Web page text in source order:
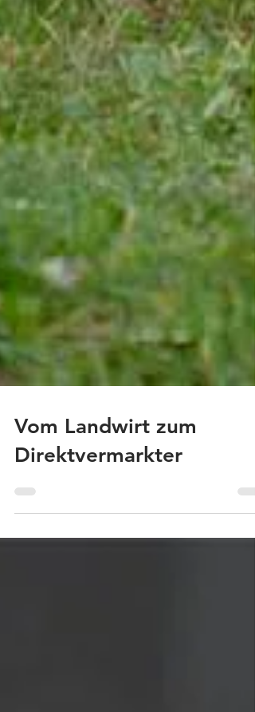
Vom Landwirt zum
Direktvermarkter